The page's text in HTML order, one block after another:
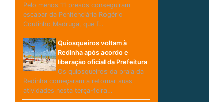
Pelo menos 11 presos conseguiram
escapar da Penitenciária Rogério
Coutinho Madruga, que f…
Quiosqueiros voltam à
Redinha após acordo e
liberação oficial da Prefeitura
Os quiosqueiros da praia da
Redinha começaram a retomar suas
atividades nesta terça-feira…